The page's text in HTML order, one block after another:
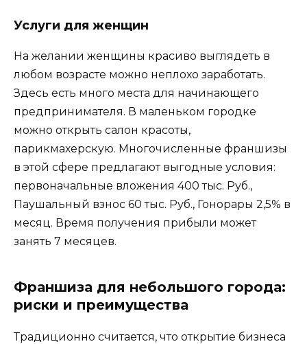
Услуги для женщин
На желании женщины красиво выглядеть в
любом возрасте можно неплохо заработать.
Здесь есть много места для начинающего
предпринимателя. В маленьком городке
можно открыть салон красоты,
парикмахерскую. Многочисленные франшизы
в этой сфере предлагают выгодные условия:
первоначальные вложения 400 тыс. Руб.,
Паушальный взнос 60 тыс. Руб., Гонорары 2,5% в
месяц. Время получения прибыли может
занять 7 месяцев.
Франшиза для небольшого города:
риски и преимущества
Традиционно считается, что открытие бизнеса